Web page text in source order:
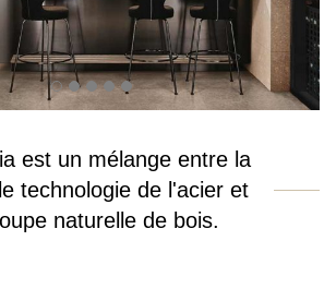
est un mélange entre la
technologie de l'acier et
naturelle de bois.